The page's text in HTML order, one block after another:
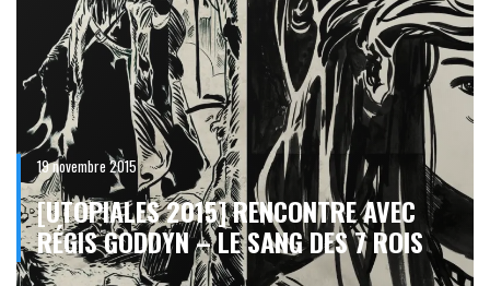
19 novembre 2015
[UTOPIALES 2015] RENCONTRE AVEC
RÉGIS GODDYN – LE SANG DES 7 ROIS